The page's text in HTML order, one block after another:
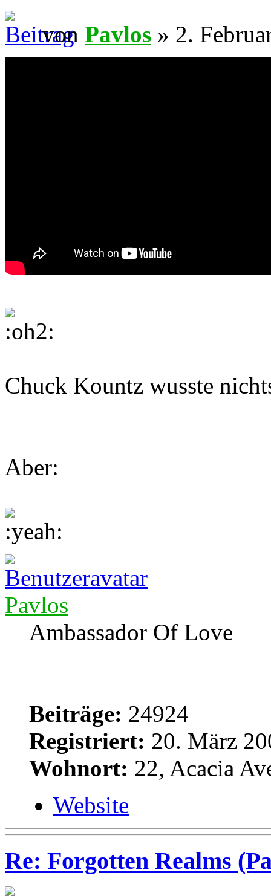
von Pavlos » 2.
Chuck Kountz wusste
Aber:
Pavlos
Ambassador Of Love
Beiträge: 24924
Registriert: 20. März
Wohnort: 22, Acacia
Website
Re: Forgotten Realms